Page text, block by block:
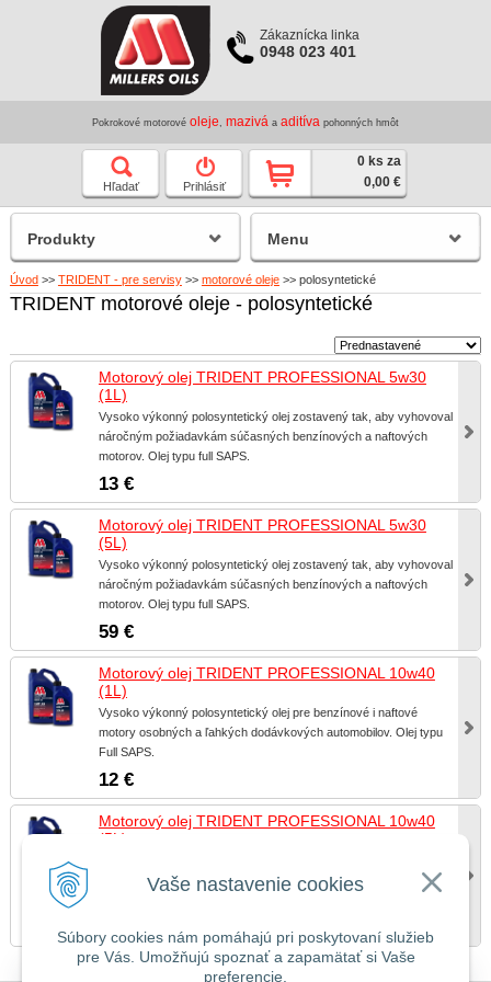
Vaše nastavenie cookies
Súbory cookies nám pomáhajú pri poskytovaní služieb
pre Vás. Umožňujú spoznať a zapamätať si Vaše
preferencie.
Zákaznícka linka
0948 023 401
Pokrokové motorové oleje mazivá a aditíva pohonných hmôt
Hľadať Prihlásiť
0 ks za
0,00 €
Úvod >> TRIDENT - pre servisy >> motorové oleje >> polosyntetické
TRIDENT motorové oleje - polosyntetické
Motorový olej TRIDENT PROFESSIONAL 5w30
(1L)
Vysoko výkonný polosyntetický olej zostavený tak, aby vyhovoval
náročným požiadavkám súčasných benzínových a naftových
motorov. Olej typu full SAPS.
13 €
Motorový olej TRIDENT PROFESSIONAL 5w30
(5L)
Vysoko výkonný polosyntetický olej zostavený tak, aby vyhovoval
náročným požiadavkám súčasných benzínových a naftových
motorov. Olej typu full SAPS.
59 €
Motorový olej TRIDENT PROFESSIONAL 10w40
(1L)
Vysoko výkonný polosyntetický olej pre benzínové i naftové
motory osobných a ľahkých dodávkových automobilov. Olej typu
Full SAPS.
12 €
Motorový olej TRIDENT PROFESSIONAL 10w40
(5L)
motory osobných a ľahkých dodávkových automobilov. Olej typu
Produkty Menu